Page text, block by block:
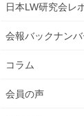
日本LW研究会レ
会報バックナンバ
コラム
会員の声